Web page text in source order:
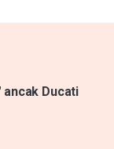
ancak Ducati